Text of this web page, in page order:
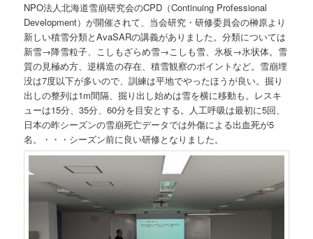
NPO法人北海道雪崩研究会のCPD（Continuing Professional
Development）が開催されて、当会研究・研修委員会の榊原より
新しい積雪分類とAvaSARの講義がありました。分類については
新雪→降雪粒子、こしもざらめ雪→こしも雪、氷板→氷状体。雪
質の見極め方、逆構造の存在、積雪観察のポイントなど。雪崩埋
没は7度以下が多いので、訓練は平地でやったほうが良い。掘り
出しの整列は1m間隔、掘り出し始めは雪を横に移動も。レスキ
ューは15分、35分、60分を目安とする。人工呼吸は最初に5回、
日本の昨シーズンの雪崩死亡データでは外傷による出血死が5
名。・・・シーズン前に良い研修となりました。